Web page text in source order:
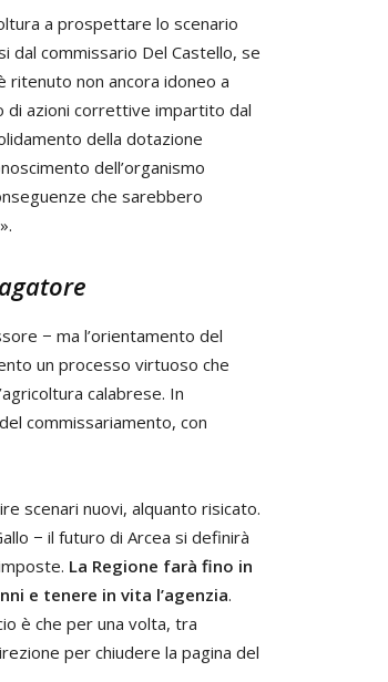
a prospettare lo scenario
dal commissario Del Castello, se
non ancora idoneo a
azioni correttive impartito dal
della dotazione
dell’organismo
che sarebbero
− ma l’orientamento del
un processo virtuoso che
calabrese. In
commissariamento, con
scenari nuovi, alquanto risicato.
− il futuro di Arcea si definirà
La Regione farà fino in
e tenere in vita l’agenzia.
è che per una volta, tra
per chiudere la pagina del